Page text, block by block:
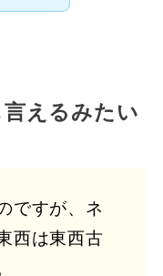
えるみたい
ですが、ネ
西は東西古